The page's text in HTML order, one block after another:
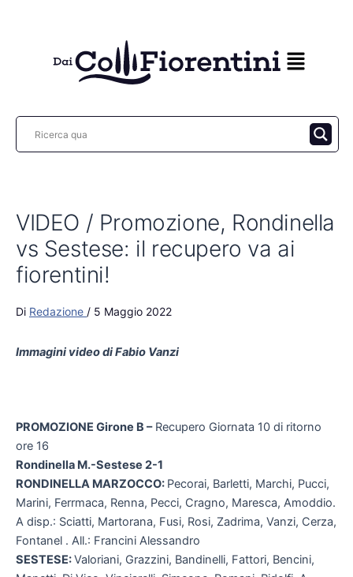
VIDEO / Promozione, Rondinella
vs Sestese: il recupero va ai
fiorentini!
Di Redazione / 5 Maggio 2022
Immagini video di Fabio Vanzi
PROMOZIONE Girone B –Recupero Giornata 10 di ritorno
ore 16
Rondinella M.-Sestese 2-1
RONDINELLA MARZOCCO: Pecorai, Barletti, Marchi, Pucci,
Marini, Ferrmaca, Renna, Pecci, Cragno, Maresca, Amoddio.
A disp.: Sciatti, Martorana, Fusi, Rosi, Zadrima, Vanzi, Cerza,
Fontanel . All.: Francini Alessandro
SESTESE:Valoriani, Grazzini, Bandinelli, Fattori, Bencini,